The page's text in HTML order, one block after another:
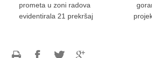
prometa u zoni radova
evidentirala 21 prekršaj